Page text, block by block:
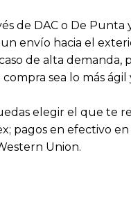
de DAC o De
envío hacia el
de alta
sea lo más ágil
elegir el que te
pagos en efectivo
Union.